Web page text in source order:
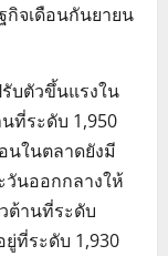
กิจเดือนกันยายน
บตัวขึ้นแรงใน
ที่ระดับ 1,950
นในตลาดยังมี
นออกกลางให้
ต้านที่ระดับ
ที่ระดับ 1,930